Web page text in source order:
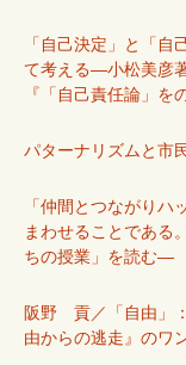
「自己決定」と「
て考える―小松美彦
『「自己責任論」
パターナリズムと市
「仲間とつながり
まわせることである
ちの授業」を読む―
阪野 貢／「自由」
由からの逃走』のワ